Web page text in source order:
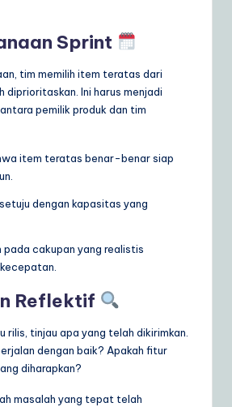
Sprint
tim memilih item teratas dari
diprioritaskan. Ini harus menjadi
pemilik produk dan tim
item teratas benar-benar siap
dengan kapasitas yang
pada cakupan yang realistis
Reflektif
rilis, tinjau apa yang telah dikirimkan.
dengan baik? Apakah fitur
diharapkan?
masalah yang tepat telah